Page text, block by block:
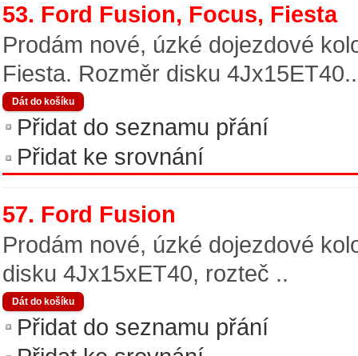
53. Ford Fusion, Focus, Fiesta
Prodám nové, úzké dojezdové
Fiesta. Rozměr disku 4Jx15ET40..
Přidat do seznamu přání
Přidat ke srovnání
57. Ford Fusion
Prodám nové, úzké dojezdové
disku 4Jx15xET40, rozteč ..
Přidat do seznamu přání